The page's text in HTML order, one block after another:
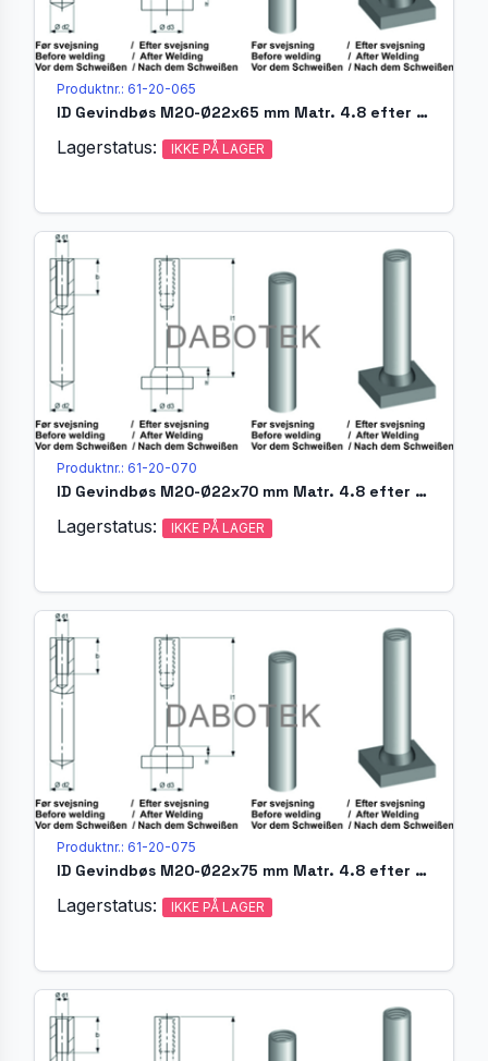
Produktnr.: 61-20-065
ID Gevindbøs M20-Ø22x65 mm Matr. 4.8 efter EN ISO 13918
Lagerstatus: IKKE PÅ LAGER
Produktnr.: 61-20-070
ID Gevindbøs M20-Ø22x70 mm Matr. 4.8 efter EN ISO 13918
Lagerstatus: IKKE PÅ LAGER
Produktnr.: 61-20-075
ID Gevindbøs M20-Ø22x75 mm Matr. 4.8 efter EN ISO 13918
Lagerstatus: IKKE PÅ LAGER